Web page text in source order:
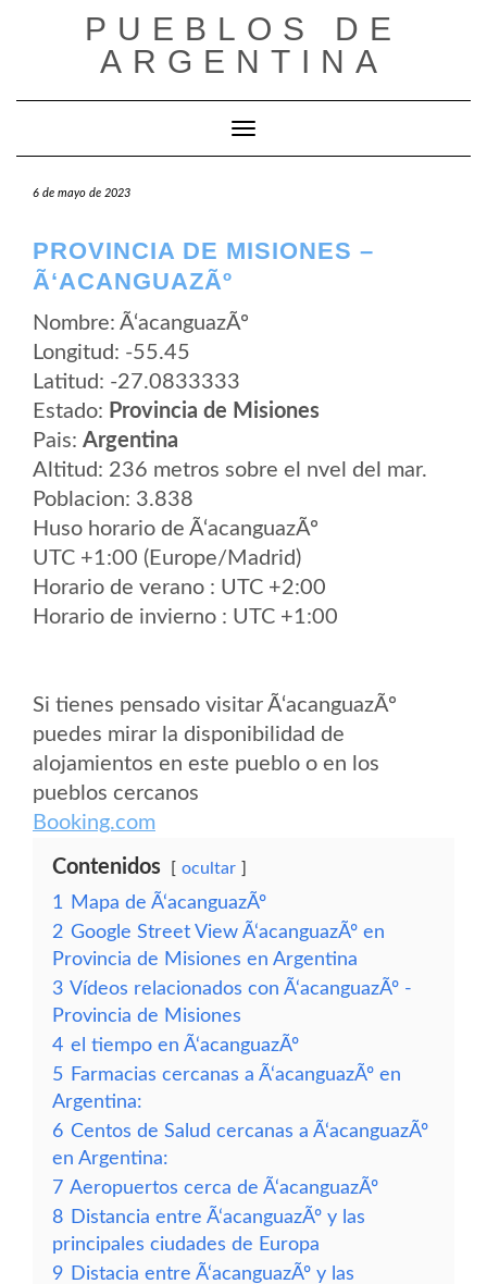
PUEBLOS DE
ARGENTINA
Cambiar modo de navegación
6 de mayo de 2023
PROVINCIA DE MISIONES –
Ã‘ACANGUAZÃº
Nombre: Ã‘acanguazÃº
Longitud: -55.45
Latitud: -27.0833333
Estado: Provincia de Misiones
Pais: Argentina
Altitud: 236 metros sobre el nvel del mar.
Poblacion: 3.838
Huso horario de Ã‘acanguazÃº
UTC +1:00 (Europe/Madrid)
Horario de verano : UTC +2:00
Horario de invierno : UTC +1:00
Si tienes pensado visitar Ã‘acanguazÃº
puedes mirar la disponibilidad de
alojamientos en este pueblo o en los
pueblos cercanos
Booking.com
Contenidos ocultar
1
Mapa de Ã‘acanguazÃº
2 Google Street View Ã‘acanguazÃº en
Provincia de Misiones en Argentina
3 Vídeos relacionados con Ã‘acanguazÃº -
Provincia de Misiones
4 el tiempo en Ã‘acanguazÃº
5 Farmacias cercanas a Ã‘acanguazÃº en
Argentina:
6 Centos de Salud cercanas a Ã‘acanguazÃº
en Argentina:
7 Aeropuertos cerca de Ã‘acanguazÃº
8 Distancia entre Ã‘acanguazÃº y las
principales ciudades de Europa
9 Distacia entre Ã‘acanguazÃº y las